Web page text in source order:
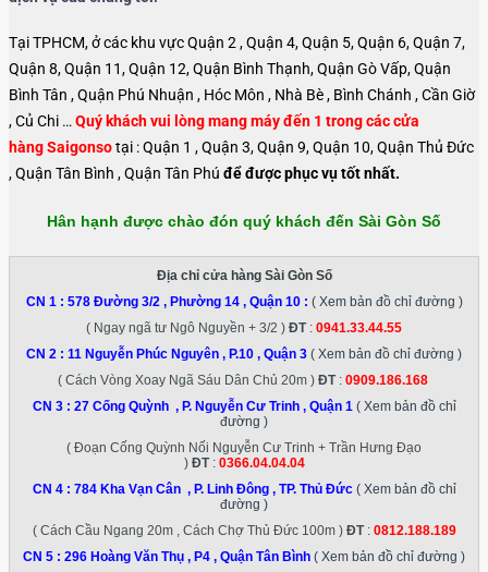
Tại TPHCM, ở các khu vực Quận 2 , Quận 4, Quận 5, Quận 6, Quận 7,
Quận 8, Quận 11, Quận 12, Quận Bình Thạnh, Quận Gò Vấp, Quận
Bình Tân , Quận Phú Nhuận , Hóc Môn , Nhà Bè , Bình Chánh , Cần Giờ
, Củ Chi … Quý khách vui lòng mang máy đến 1 trong các cửa
hàng Saigonsotại : Quận 1 , Quận 3, Quận 9, Quận 10, Quận Thủ Đức
, Quận Tân Bình , Quận Tân Phú để được phục vụ tốt nhất.
Hân hạnh được chào đón quý khách đến Sài Gòn Số
Địa chỉ cửa hàng Sài Gòn Số
CN 1 : 578 Đường 3/2 , Phường 14 , Quận 10: ( Xem bản đồ chỉ đường )
( Ngay ngã tư Ngô Nguyền + 3/2 ) ĐT: 0941.33.44.55
CN 2 : 11 Nguyễn Phúc Nguyên , P.10 , Quận 3 ( Xem bản đồ chỉ đường )
( Cách Vòng Xoay Ngã Sáu Dân Chủ 20m ) ĐT: 0909.186.168
CN 3 : 27 Cống Quỳnh , P. Nguyễn Cư Trinh , Quận 1 ( Xem bản đồ chỉ
đường )
( Đoạn Cống Quỳnh Nối Nguyễn Cư Trinh + Trần Hưng Đạo
) ĐT: 0366.04.04.04
CN 4 : 784 Kha Vạn Cân , P. Linh Đông , TP. Thủ Đức( Xem bản đồ chỉ
đường )
( Cách Cầu Ngang 20m , Cách Chợ Thủ Đức 100m ) ĐT: 0812.188.189
CN 5 : 296 Hoàng Văn Thụ , P4 , Quận Tân Bình ( Xem bản đồ chỉ đường )